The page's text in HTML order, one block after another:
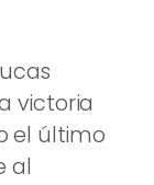
victoria
el último
al